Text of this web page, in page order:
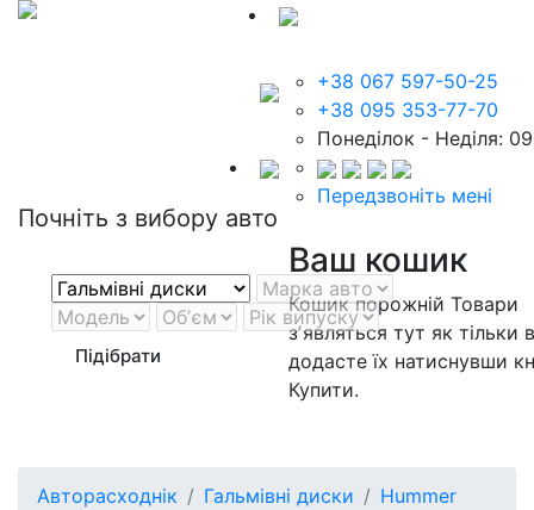
+38 067 597-50-25
+38 095 353-77-70
Понеділок - Неділя:
Передзвоніть мені
Ваш кошик
Кошик порожнійТовари
зʼявляться тут як тільки
додасте їх натиснувши
Купити.
Почніть з вибору авто
Підібрати
Авторасходнік Гальмівні диски
Hummer